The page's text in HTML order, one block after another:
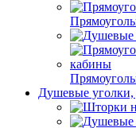
Душевые уголки,